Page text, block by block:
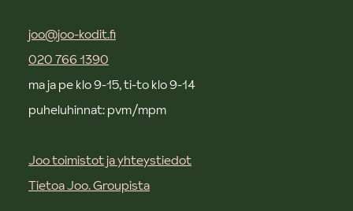
joo@joo-kodit.fi
020 766 1390
ma ja pe klo 9-15, ti-to klo 9-14
puheluhinnat: pvm/mpm
Joo toimistot ja yhteystiedot
Tietoa Joo. Groupista